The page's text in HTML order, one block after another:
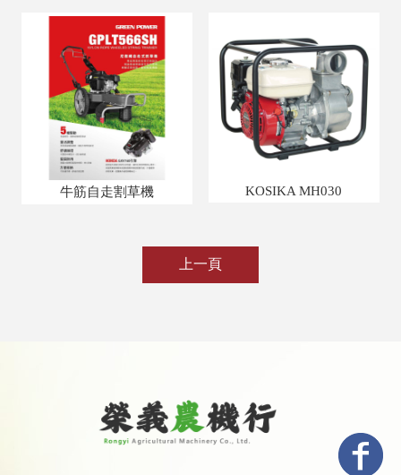
牛筋自走割草機 KOSIKA MH030
上一頁